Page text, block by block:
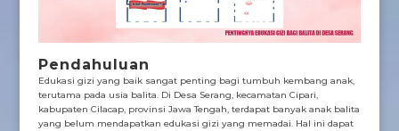
Pendahuluan
Edukasi gizi yang baik sangat penting bagi tumbuh kembang anak,
terutama pada usia balita. Di Desa Serang, kecamatan Cipari,
kabupaten Cilacap, provinsi Jawa Tengah, terdapat banyak anak balita
yang belum mendapatkan edukasi gizi yang memadai. Hal ini dapat